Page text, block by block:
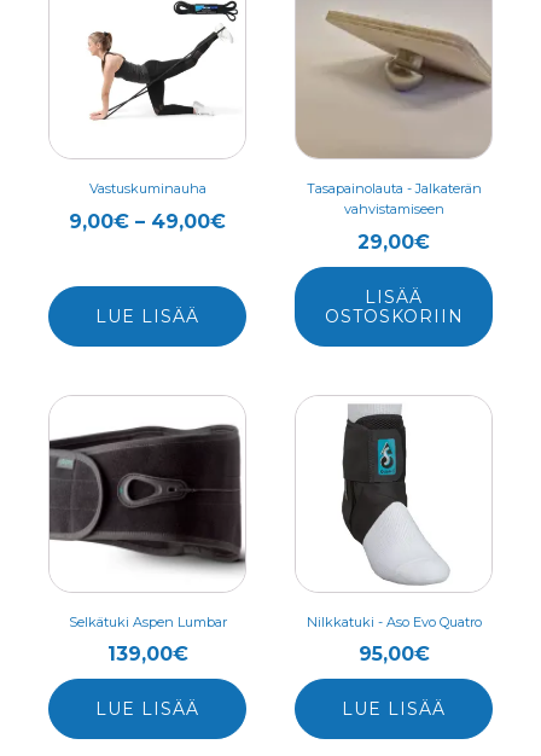
Vastuskuminauha
9,00€ – 49,00€Hintaluokka:
49,00€
LUE LISÄÄ
useampi
muunnelma.
tehdä
valinnat
tuotteen
Tasapainolauta - Jalkaterän
vahvistamiseen
29,00€
LISÄÄ
OSTOSKORIIN
Selkätuki Aspen Lumbar
139,00€
LUE LISÄÄ
Tällä
tuotteella
on
useampi
muunnelma.
tehdä
valinnat
tuotteen
sivulla.
Nilkkatuki - Aso Evo Quatro
95,00€
LUE LISÄÄ
Tällä
tuotteella
useampi
muunnelma.
tehdä
valinnat
tuotteen
sivulla.